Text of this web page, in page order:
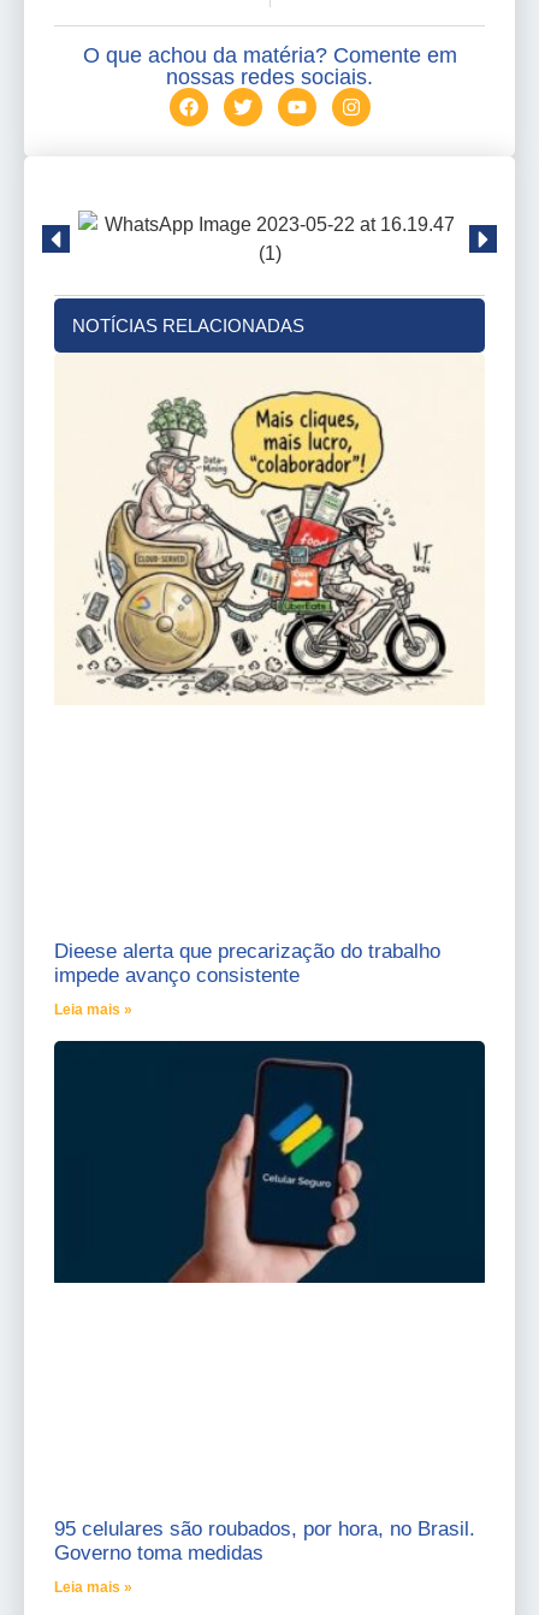
O que achou da matéria? Comente em
nossas redes sociais.
NOTÍCIAS RELACIONADAS
Dieese alerta que precarização do trabalho
impede avanço consistente
Leia mais »
95 celulares são roubados, por hora, no Brasil.
Governo toma medidas
Leia mais »